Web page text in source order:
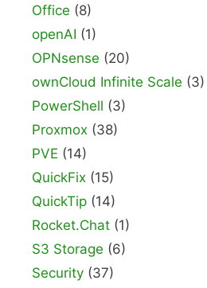
Office (8)
openAI (1)
OPNsense (20)
ownCloud Infinite Scale (3)
PowerShell (3)
Proxmox (38)
PVE (14)
QuickFix (15)
QuickTip (14)
Rocket.Chat (1)
S3 Storage (6)
Security (37)